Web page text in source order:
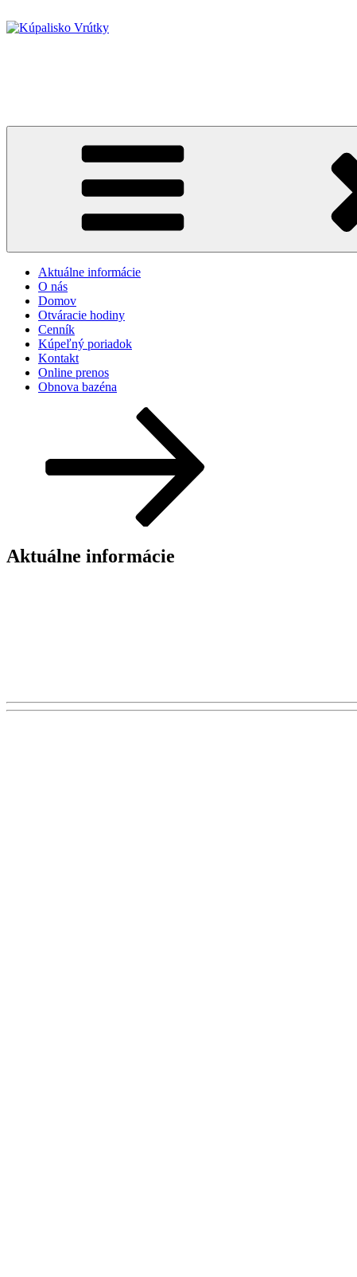
na
Aktuálne informácie
O nás
Domov
Otváracie hodiny
Cenník
Kúpeľný poriadok
Kontakt
Online prenos
Obnova bazéna
Aktuálne informácie